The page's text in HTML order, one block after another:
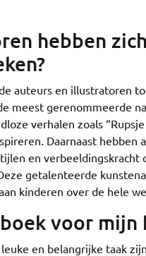
hebben
auteurs en illustratoren
meest gerenommeerde
verhalen zoals
Daarnaast hebben
en verbeeldingskracht
getalenteerde
kinderen over de hele
voor mijn
en belangrijke taak